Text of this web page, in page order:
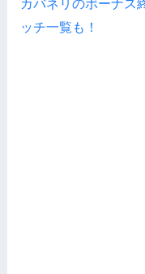
カバネリのボーナス
ッチ一覧も！